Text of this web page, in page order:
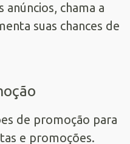
anúncios, chama a
suas chances de
de promoção para
e promoções.